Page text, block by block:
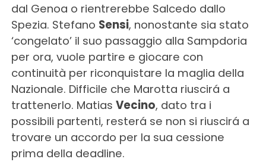
dal Genoa o rientrerebbe Salcedo dallo
Spezia. Stefano Sensi, nonostante sia stato
‘congelato’ il suo passaggio alla Sampdoria
per ora, vuole partire e giocare con
continuità per riconquistare la maglia della
Nazionale. Difficile che Marotta riuscirá a
trattenerlo. Matias Vecino, dato tra i
possibili partenti, resterá se non si riuscirá a
trovare un accordo per la sua cessione
prima della deadline.